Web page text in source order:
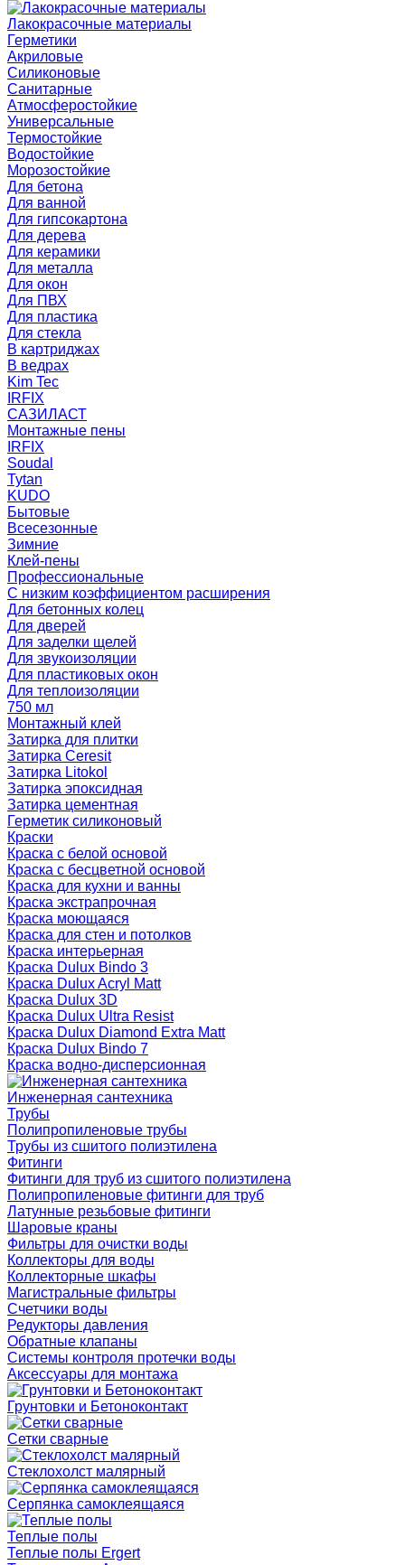
Лакокрасочные материалы
Герметики
Акриловые
Силиконовые
Санитарные
Атмосферостойкие
Универсальные
Термостойкие
Водостойкие
Морозостойкие
Для бетона
Для ванной
Для гипсокартона
Для дерева
Для керамики
Для металла
Для окон
Для ПВХ
Для пластика
Для стекла
В картриджах
В ведрах
Kim Tec
IRFIX
САЗИЛАСТ
Монтажные пены
IRFIX
Soudal
Tytan
KUDO
Бытовые
Всесезонные
Зимние
Клей-пены
Профессиональные
С низким коэффициентом расширения
Для бетонных колец
Для дверей
Для заделки щелей
Для звукоизоляции
Для пластиковых окон
Для теплоизоляции
750 мл
Монтажный клей
Затирка для плитки
Затирка Ceresit
Затирка Litokol
Затирка эпоксидная
Затирка цементная
Герметик силиконовый
Краски
Краска с белой основой
Краска с бесцветной основой
Краска для кухни и ванны
Краска экстрапрочная
Краска моющаяся
Краска для стен и потолков
Краска интерьерная
Краска Dulux Bindo 3
Краска Dulux Acryl Matt
Краска Dulux 3D
Краска Dulux Ultra Resist
Краска Dulux Diamond Extra Matt
Краска Dulux Bindo 7
Краска водно-дисперсионная
Инженерная сантехника
Трубы
Полипропиленовые трубы
Трубы из сшитого полиэтилена
Фитинги
Фитинги для труб из сшитого полиэтилена
Полипропиленовые фитинги для труб
Латунные резьбовые фитинги
Шаровые краны
Фильтры для очистки воды
Коллекторы для воды
Коллекторные шкафы
Магистральные фильтры
Счетчики воды
Редукторы давления
Обратные клапаны
Системы контроля протечки воды
Аксессуары для монтажа
Грунтовки и Бетоноконтакт
Сетки сварные
Cтеклохолст малярный
Серпянка самоклеящаяся
Теплые полы
Теплые полы Ergert